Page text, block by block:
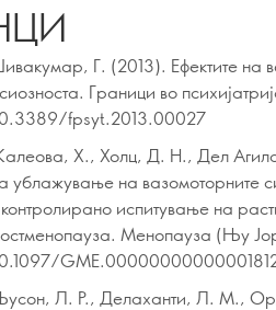
Г. (2013). Ефектите на
Граници во
fpsyt.2013.00027
Х., Холц, Д. Н., Дел
ублажување на вазомоторните
испитување на
Менопауза (Њу
Л. Р., Делаханти, Л. М.,